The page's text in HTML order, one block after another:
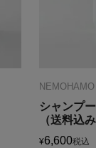
NEMOHAMO
シャンプ
（送料込み
¥6,600税込